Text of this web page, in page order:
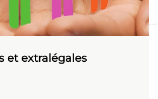
et extralégales